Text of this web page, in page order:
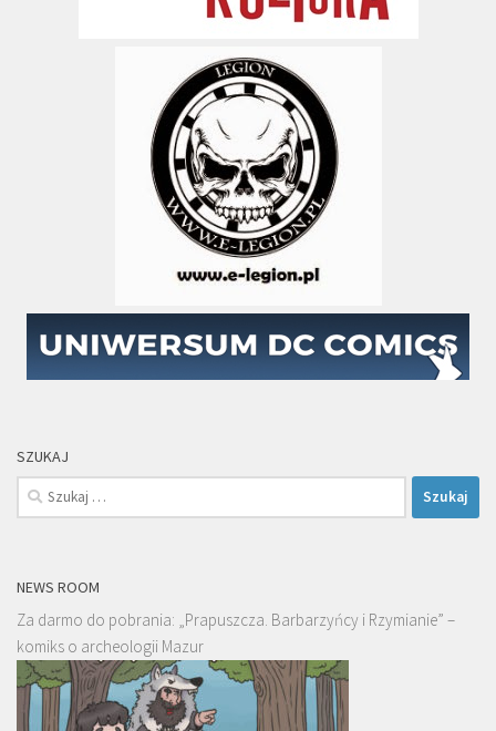
SZUKAJ
Szukaj:
NEWS ROOM
Za darmo do pobrania: „Prapuszcza. Barbarzyńcy i Rzymianie” –
komiks o archeologii Mazur